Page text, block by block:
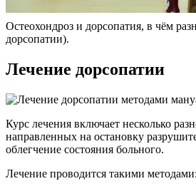
Остеохондроз и дорсопатия, в чём
дорсопатии).
Лечение дорсопатии
Курс лечения включает несколько
направленных на остановку
облегчение состояния больного.
Лечение проводится такими методами: